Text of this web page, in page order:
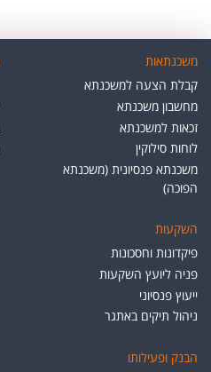
משכנתאות
קבלת הצעה למשכנתא
מחשבון משכנתא
זכאות למשכנתא
לוחות סילוקין
משכנתא פנסיונית (משכנתא
הפוכה)
השקעות
פיקדונות וחסכונות
פניה ליועץ השקעות
ייעוץ פנסיוני
ניהול תיקים באתגר
הבנק ופעילותו